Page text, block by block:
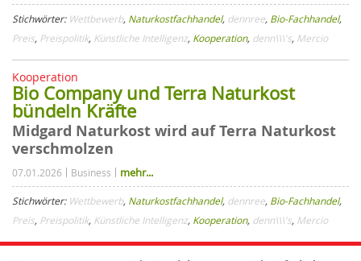
Stichwörter: Wettbewerb, Naturkostfachhandel, dennree, Bio-Fachhandel,
Preis, Preispolitik, Künstliche Intelligenz, Kooperation, denn\\\'s, Mercio
Kooperation
Bio Company und Terra Naturkost
bündeln Kräfte
Midgard Naturkost wird auf Terra Naturkost
verschmolzen
07.01.2026 Business mehr...
Stichwörter: Wettbewerb, Naturkostfachhandel, dennree, Bio-Fachhandel,
Preis, Preispolitik, Künstliche Intelligenz, Kooperation, denn\\\'s, Mercio